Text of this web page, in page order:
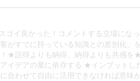
ゴイ良かった！コメントする立場にな
客がすでに持っている知識との差別化
★説得よりも納得、納得よりも共感
イデアの量に依存する ★インプットし
合わせて自由に活用できなければ意味